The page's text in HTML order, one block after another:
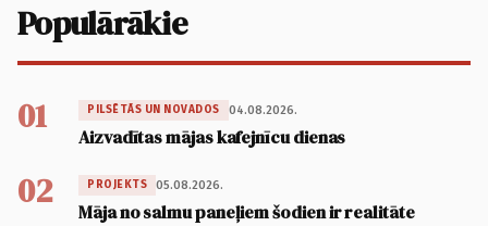
Populārākie
01 PILSĒTĀS UN NOVADOS 04.08.2026.
Aizvadītas mājas kafejnīcu dienas
02 PROJEKTS 05.08.2026.
Māja no salmu paneļiem šodien ir realitāte